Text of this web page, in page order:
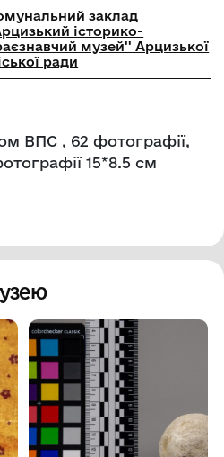
заклад
історико-
музей'' Арцизької
ради
ВПС , 62 фотографії,
15*8.5 см